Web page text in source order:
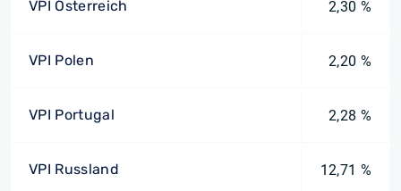
VPI Österreich 2,30 %
VPI Polen 2,20 %
VPI Portugal 2,28 %
VPI Russland 12,71 %